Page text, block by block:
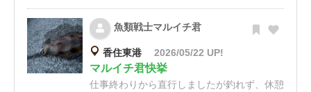
魚類戦士マルイチ君
香住東港 2026/05/22 UP!
マルイチ君快挙
仕事終わりから直行しましたが釣れず、休憩